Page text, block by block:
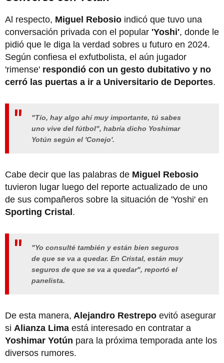
Al respecto, Miguel Rebosio indicó que tuvo una
conversación privada con el popular 'Yoshi', donde le
pidió que le diga la verdad sobres u futuro en 2024.
Según confiesa el exfutbolista, el aún jugador
'rimense' respondió con un gesto dubitativo y no
cerró las puertas a ir a Universitario de Deportes.
"Tío, hay algo ahí muy importante, tú sabes
uno vive del fútbol", habría dicho Yoshimar
Yotún según el 'Conejo'.
Cabe decir que las palabras de Miguel Rebosio
tuvieron lugar luego del reporte actualizado de uno
de sus compañeros sobre la situación de 'Yoshi' en
Sporting Cristal .
"Yo consulté también y están bien seguros
de que se va a quedar. En Cristal, están muy
seguros de que se va a quedar", reportó el
panelista.
De esta manera, Alejandro Restrepo evitó asegurar
si Alianza Lima está interesado en contratar a
Yoshimar Yotún para la próxima temporada ante los
diversos rumores.